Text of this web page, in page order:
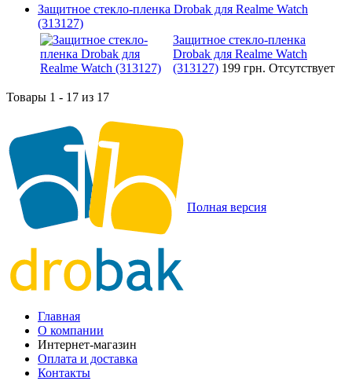
Защитное стекло-пленка Drobak для Realme Watch
(313127)
Защитное стекло-пленка
Drobak для Realme Watch
(313127) 199 грн. Отсутствует
Товары 1 - 17 из 17
Полная версия
Главная
О компании
Интернет-магазин
Оплата и доставка
Контакты